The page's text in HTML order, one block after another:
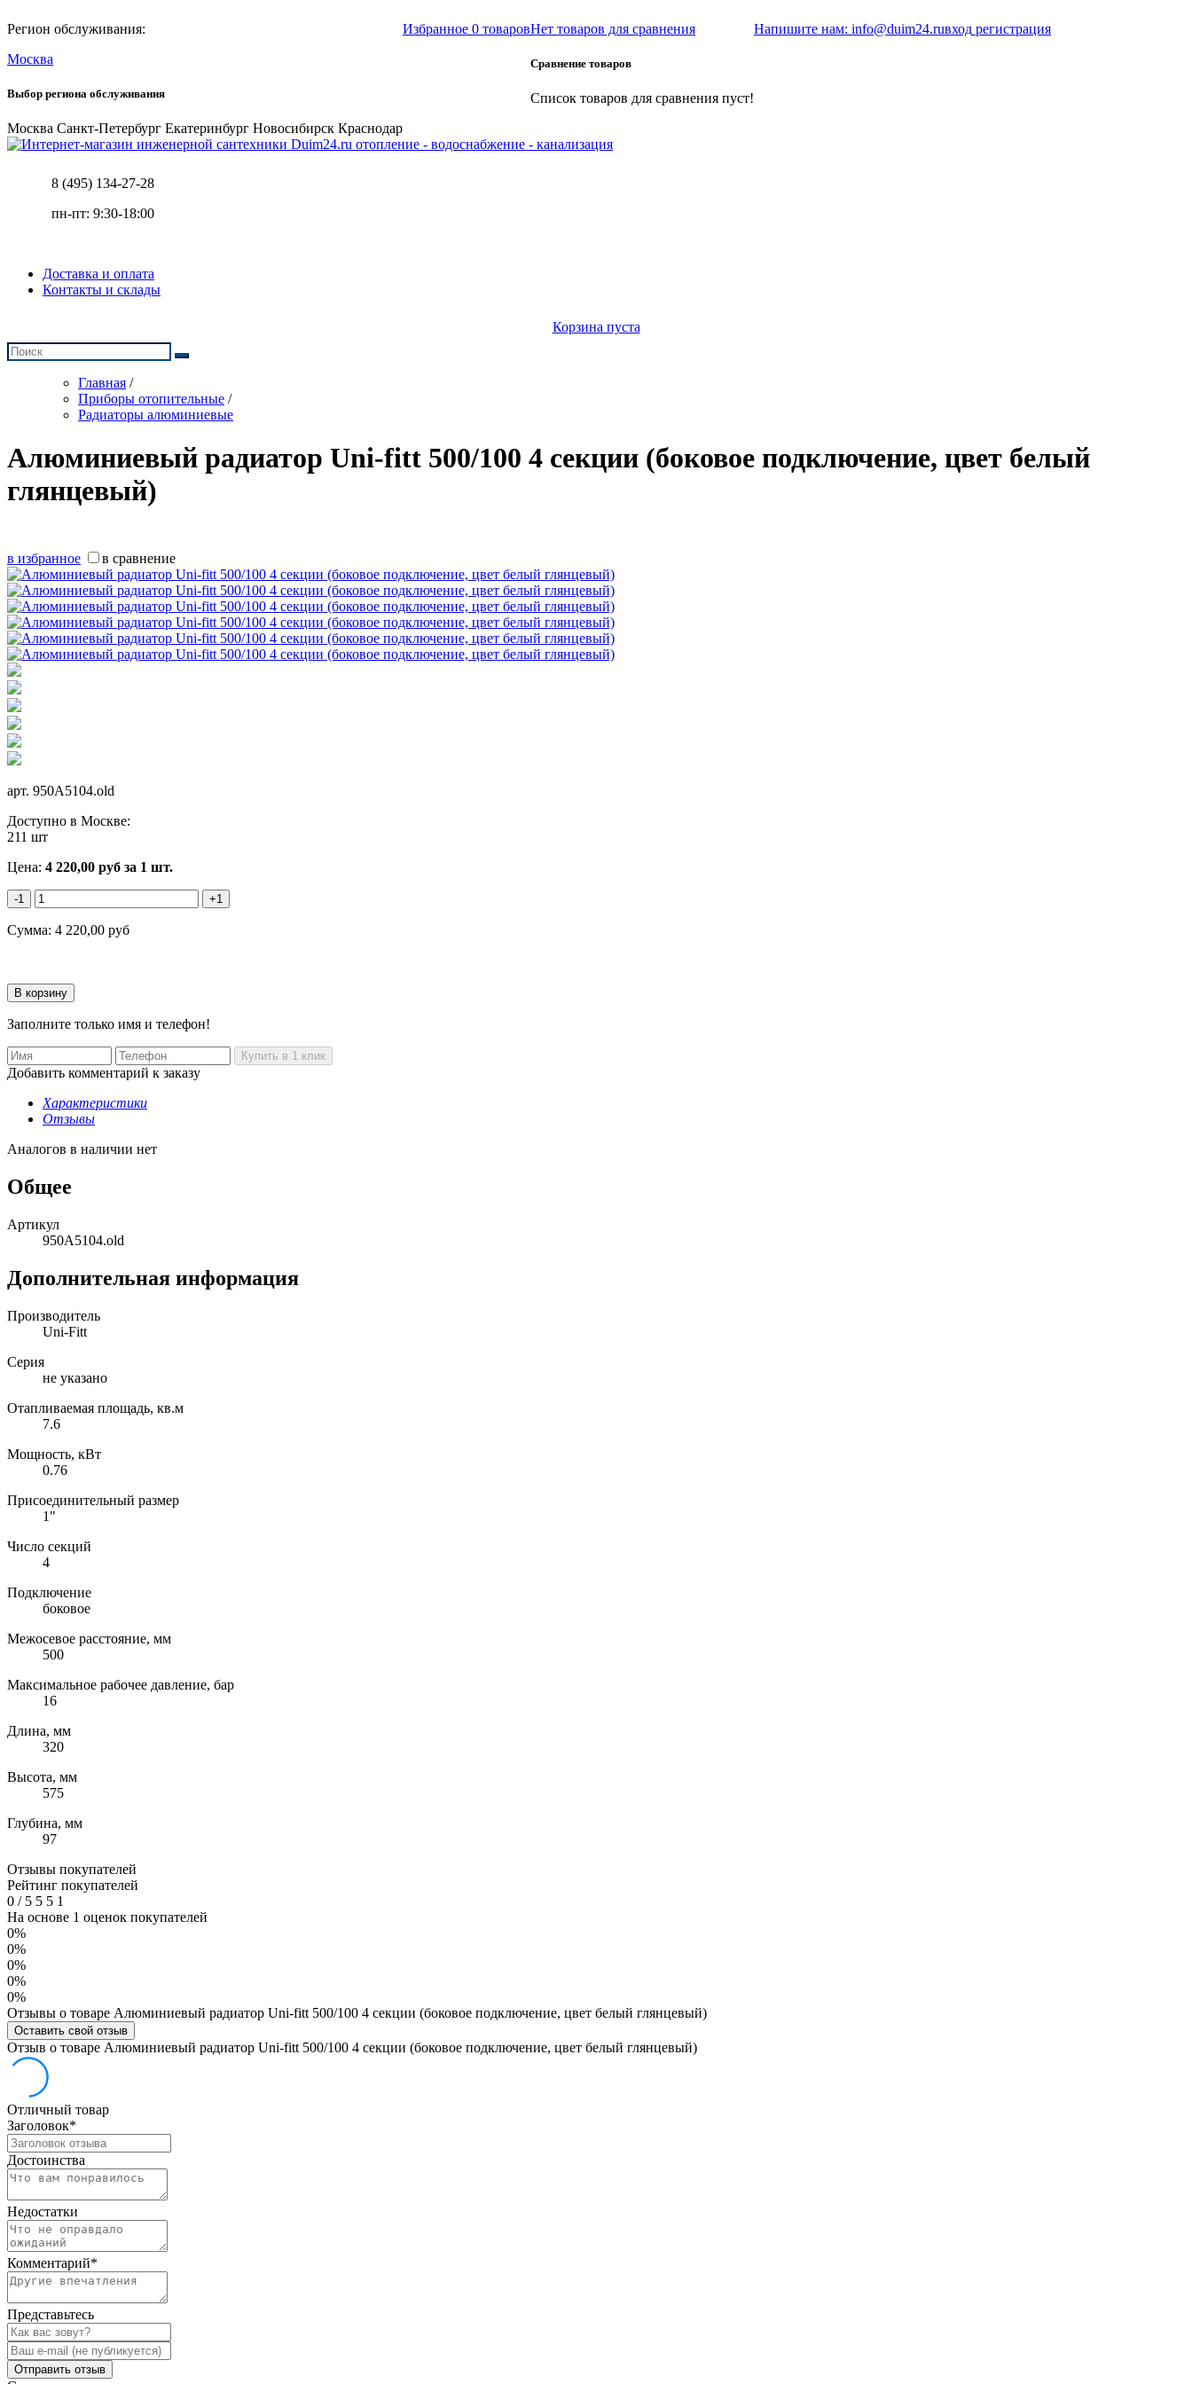
Регион обслуживания:
Москва
Выбор региона обслуживания
Москва Санкт-Петербург Екатеринбург Новосибирск Краснодар
Избранное 0 товаровНет товаров для сравнения
Сравнение товаров
Список товаров для сравнения пуст!
Напишите нам: info@duim24.ruвход регистрация
отопление - водоснабжение - канализация
8 (495) 134-27-28
пн-пт: 9:30-18:00
Доставка и оплата
Контакты и склады
Корзина пуста
Главная /
Приборы отопительные /
Радиаторы алюминиевые
Алюминиевый радиатор Uni-fitt 500/100 4 секции (боковое подключение, цвет белый
глянцевый)
в избранное в сравнение
арт. 950A5104.old
Доступно в Москве:
211 шт
Цена: 4 220,00 руб за 1 шт.
-1 +1
Сумма: 4 220,00 руб
Заполните только имя и телефон!
Добавить комментарий к заказу
Характеристики
Отзывы
Аналогов в наличии нет
Общее
Артикул
950A5104.old
Дополнительная информация
Производитель
Uni-Fitt
Серия
не указано
Отапливаемая площадь, кв.м
7.6
Мощность, кВт
0.76
Присоединительный размер
1"
Число секций
4
Подключение
боковое
Межосевое расстояние, мм
500
Максимальное рабочее давление, бар
16
Длина, мм
320
Высота, мм
575
Глубина, мм
97
Отзывы покупателей
Рейтинг покупателей
0 /5 5 5 1
На основе 1 оценок покупателей
0%
0%
0%
0%
0%
Отзывы о товаре Алюминиевый радиатор Uni-fitt 500/100 4 секции (боковое подключение, цвет белый глянцевый)
Оставить свой отзыв
Отзыв о товаре Алюминиевый радиатор Uni-fitt 500/100 4 секции (боковое подключение, цвет белый глянцевый)
Отличный товар
Заголовок*
Достоинства
Недостатки
Комментарий*
Представьтесь
Отправить отзыв